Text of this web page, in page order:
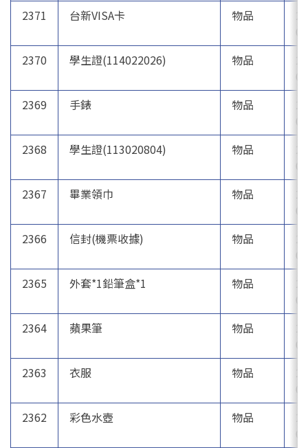
2371 台新VISA卡 物品
2370
學生證(114022026) 物品
2369
手錶 物品
2368
學生證(113020804) 物品
2367
畢業領巾 物品
2366
信封(機票收據) 物品
2365
外套*1鉛筆盒*1 物品
2364
蘋果筆 物品
2363
衣服 物品
2362
彩色水壺 物品